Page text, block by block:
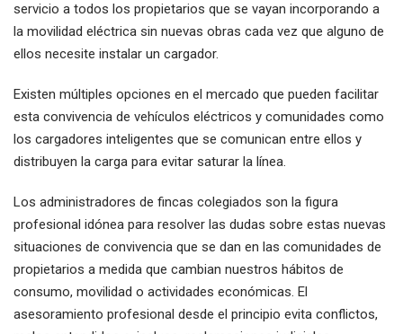
servicio a todos los propietarios que se vayan incorporando a
la movilidad eléctrica sin nuevas obras cada vez que alguno de
ellos necesite instalar un cargador.
Existen múltiples opciones en el mercado que pueden facilitar
esta convivencia de vehículos eléctricos y comunidades como
los cargadores inteligentes que se comunican entre ellos y
distribuyen la carga para evitar saturar la línea.
Los administradores de fincas colegiados son la figura
profesional idónea para resolver las dudas sobre estas nuevas
situaciones de convivencia que se dan en las comunidades de
propietarios a medida que cambian nuestros hábitos de
consumo, movilidad o actividades económicas. El
asesoramiento profesional desde el principio evita conflictos,